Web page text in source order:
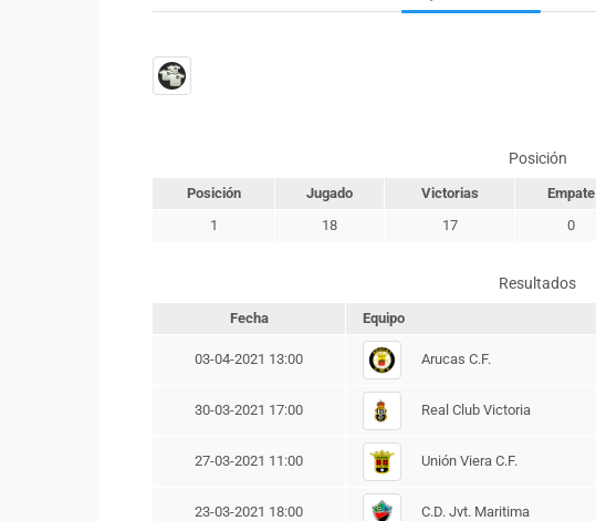
Posición
Posición Jugado Victorias Empate
1
18 17 0
Resultados
Fecha Equipo
03-04-2021 13:00 Arucas C.F.
30-03-2021 17:00 Real Club Victoria
27-03-2021 11:00 Unión Viera C.F.
23-03-2021 18:00 C.D. Jvt. Maritima